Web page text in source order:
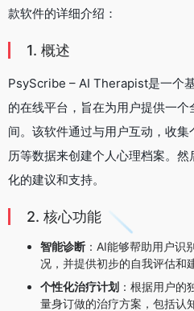
款软件的详细介绍：
1. 概述
PsyScribe – AI Therapist是一个
的在线平台，旨在为用户提供一
间。该软件通过与用户互动，收
历等数据来创建个人心理档案。
化的建议和支持。
2. 核心功能
智能诊断 ：AI能够帮助用户识
况，并提供初步的自我评估和
个性化治疗计划 ：根据用户的
量身订做的治疗方案，包括认